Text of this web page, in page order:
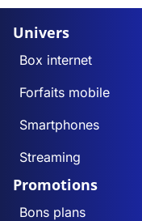
Univers
Box internet
Forfaits mobile
Smartphones
Streaming
Promotions
Bons plans